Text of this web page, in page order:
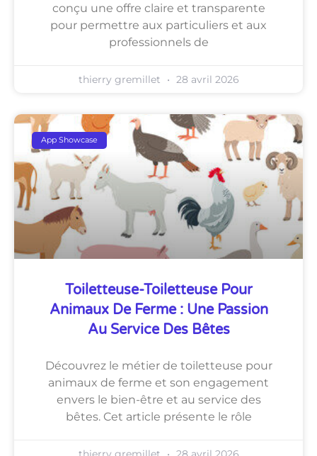
conçu une offre claire et transparente
pour permettre aux particuliers et aux
professionnels de
thierry gremillet 28 avril 2026
App Showcase
Toiletteuse-Toiletteuse Pour
Animaux De Ferme : Une Passion
Au Service Des Bêtes
Découvrez le métier de toiletteuse pour
animaux de ferme et son engagement
envers le bien-être et au service des
bêtes. Cet article présente le rôle